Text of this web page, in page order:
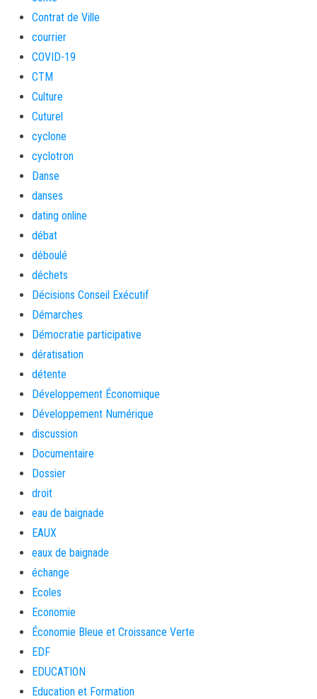
Contrat de Ville
courrier
COVID-19
CTM
Culture
Cuturel
cyclone
cyclotron
Danse
danses
dating online
débat
déboulé
déchets
Décisions Conseil Exécutif
Démarches
Démocratie participative
dératisation
détente
Développement Économique
Développement Numérique
discussion
Documentaire
Dossier
droit
eau de baignade
EAUX
eaux de baignade
échange
Ecoles
Economie
Économie Bleue et Croissance Verte
EDF
EDUCATION
Education et Formation